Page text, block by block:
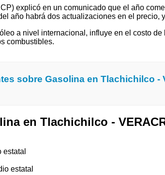
explicó en un comunicado que el año
año habrá dos actualizaciones en el
a nivel internacional, influye en el costo
combustibles.
sobre Gasolina en Tlachichilco -
en Tlachichilco -
estatal
estatal